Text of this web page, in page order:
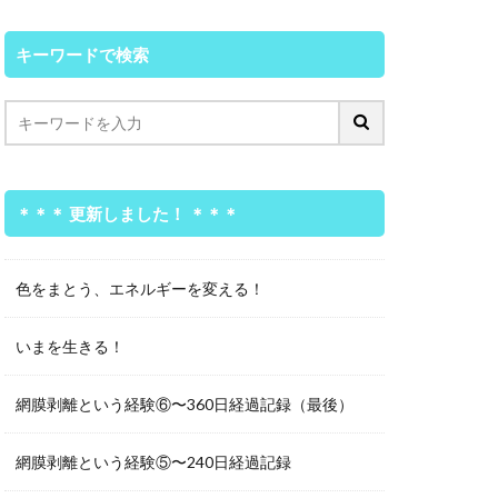
キーワードで検索
＊＊＊ 更新しました！ ＊＊＊
色をまとう、エネルギーを変える！
いまを生きる！
網膜剥離という経験⑥〜360日経過記録（最後）
網膜剥離という経験⑤〜240日経過記録